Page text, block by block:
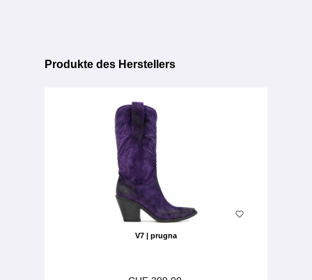
Produktgalerie überspringen
Produkte des Herstellers
V7 | prugna